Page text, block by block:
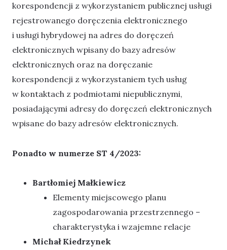
korespondencji z wykorzystaniem publicznej usługi
rejestrowanego doręczenia elektronicznego
i usługi hybrydowej na adres do doręczeń
elektronicznych wpisany do bazy adresów
elektronicznych oraz na doręczanie
korespondencji z wykorzystaniem tych usług
w kontaktach z podmiotami niepublicznymi,
posiadającymi adresy do doręczeń elektronicznych
wpisane do bazy adresów elektronicznych.
Ponadto w numerze ST 4/2023:
Bartłomiej Małkiewicz
Elementy miejscowego planu
zagospodarowania przestrzennego –
charakterystyka i wzajemne relacje
Michał Kiedrzynek